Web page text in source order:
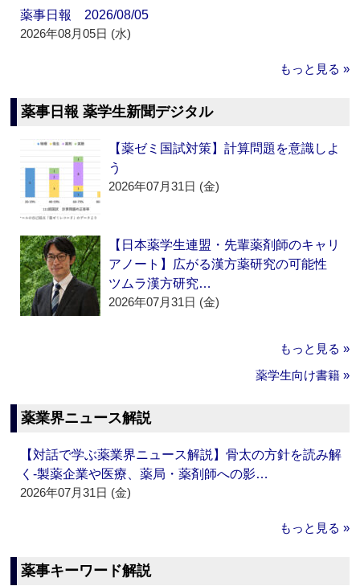
薬事日報 2026/08/05
2026年08月05日 (水)
もっと見る »
薬事日報 薬学生新聞デジタル
【薬ゼミ国試対策】計算問題を意識しよ
う
2026年07月31日 (金)
【日本薬学生連盟・先輩薬剤師のキャリ
アノート】広がる漢方薬研究の可能性
ツムラ漢方研究…
2026年07月31日 (金)
もっと見る »
薬学生向け書籍 »
薬業界ニュース解説
【対話で学ぶ薬業界ニュース解説】骨太の方針を読み解
く‐製薬企業や医療、薬局・薬剤師への影…
2026年07月31日 (金)
もっと見る »
薬事キーワード解説